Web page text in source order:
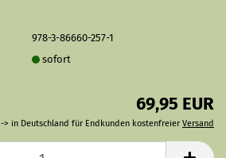
978-3-86660-257-1
sofort
69,95 EUR
-> in Deutschland für Endkunden kostenfreier Versand